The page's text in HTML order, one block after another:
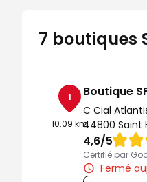
7 boutiques
1
10.09 km
Boutique
C Cial
44800 Saint
4,6/5Note de
Certifié par
Fermé